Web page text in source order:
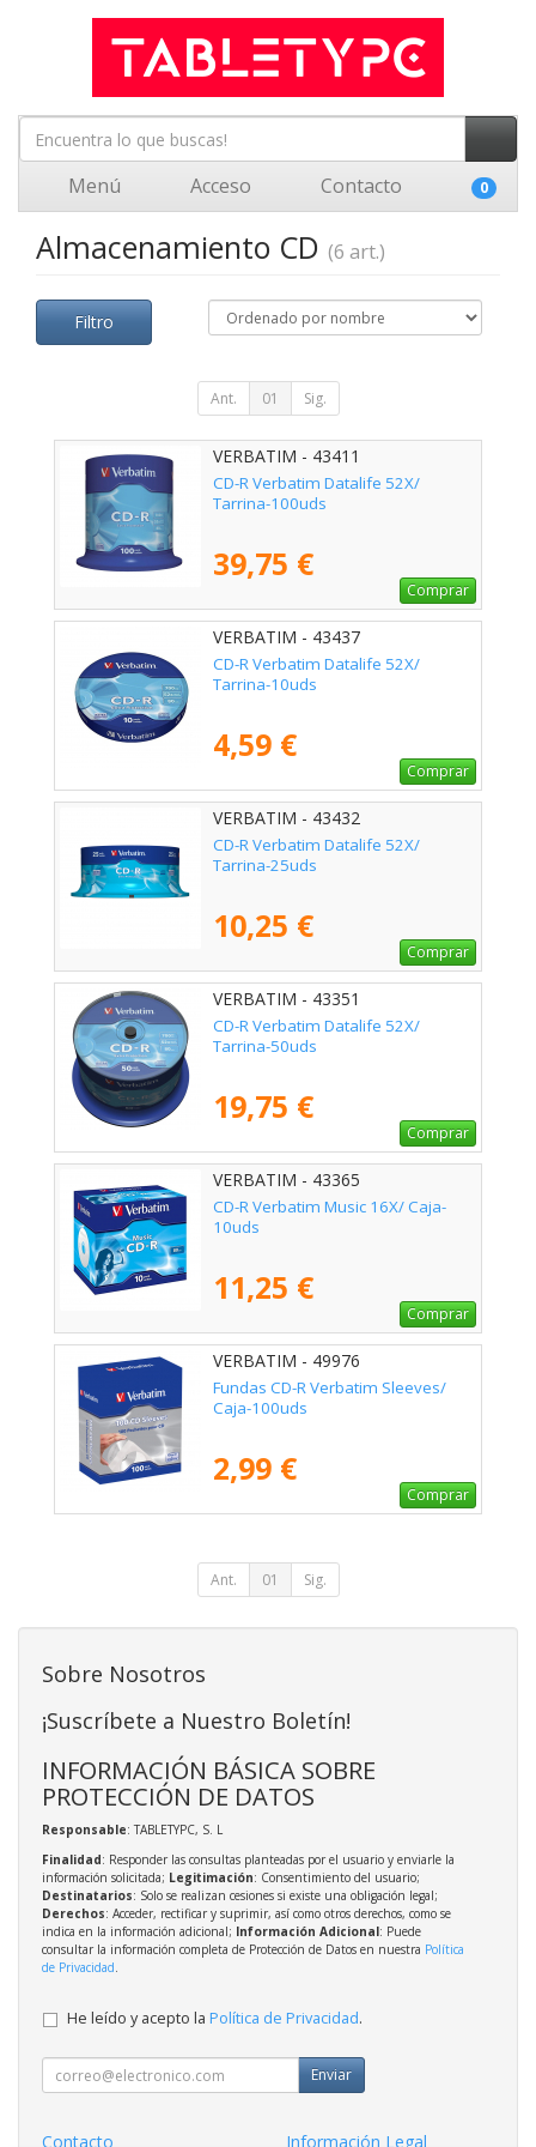
Menú Acceso Contacto 0
Almacenamiento CD (6 art.)
Filtro
Ant. 01 Sig.
VERBATIM - 43411
CD-R Verbatim Datalife 52X/
Tarrina-100uds
39,75 €
Comprar
VERBATIM - 43437
CD-R Verbatim Datalife 52X/
Tarrina-10uds
4,59 €
Comprar
VERBATIM - 43432
CD-R Verbatim Datalife 52X/
Tarrina-25uds
10,25 €
Comprar
VERBATIM - 43351
CD-R Verbatim Datalife 52X/
Tarrina-50uds
19,75 €
Comprar
VERBATIM - 43365
CD-R Verbatim Music 16X/ Caja-
10uds
11,25 €
Comprar
VERBATIM - 49976
Fundas CD-R Verbatim Sleeves/
Caja-100uds
2,99 €
Comprar
Ant. 01 Sig.
Sobre Nosotros
¡Suscríbete a Nuestro Boletín!
INFORMACIÓN BÁSICA SOBRE
PROTECCIÓN DE DATOS
Responsable: TABLETYPC, S. L
Finalidad: Responder las consultas planteadas por el usuario y enviarle la
información solicitada; Legitimación: Consentimiento del usuario;
Destinatarios: Solo se realizan cesiones si existe una obligación legal;
Derechos: Acceder, rectificar y suprimir, así como otros derechos, como se
indica en la información adicional; Información Adicional: Puede
consultar la información completa de Protección de Datos en nuestra Política
de Privacidad.
He leído y acepto la Política de Privacidad.
Enviar
Contacto Información Legal